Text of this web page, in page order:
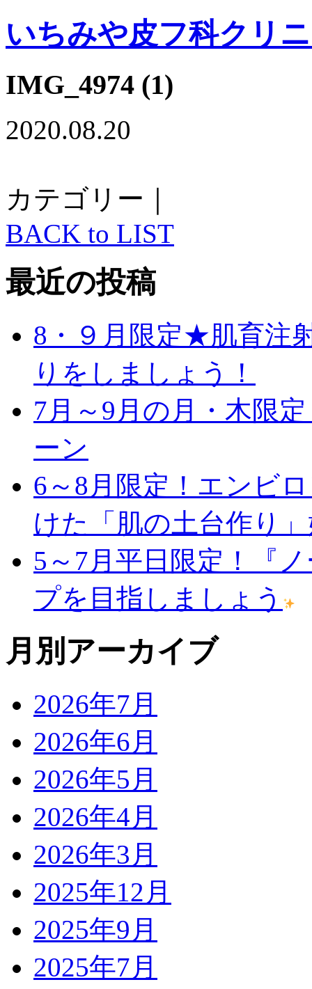
いちみや皮フ科クリ
IMG_4974 (1)
2020.08.20
カテゴリー｜
BACK to LIST
最近の投稿
8・９月限定★肌育注
りをしましょう！
7月～9月の月・木限
ーン
6～8月限定！エンビ
けた「肌の土台作り
5～7月平日限定！『
プを目指しましょう
月別アーカイブ
2026年7月
2026年6月
2026年5月
2026年4月
2026年3月
2025年12月
2025年9月
2025年7月